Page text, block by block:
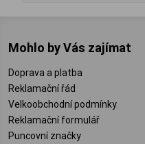
Mohlo by Vás zajímat
Doprava a platba
Reklamační řád
Velkoobchodní podmínky
Reklamační formulář
Puncovní značky